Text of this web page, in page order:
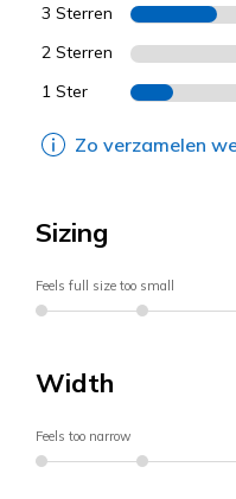
3 Sterren
2 Sterren
1 Ster
Zo verzamelen
Sizing
Feels full size too small
Width
Feels too narrow